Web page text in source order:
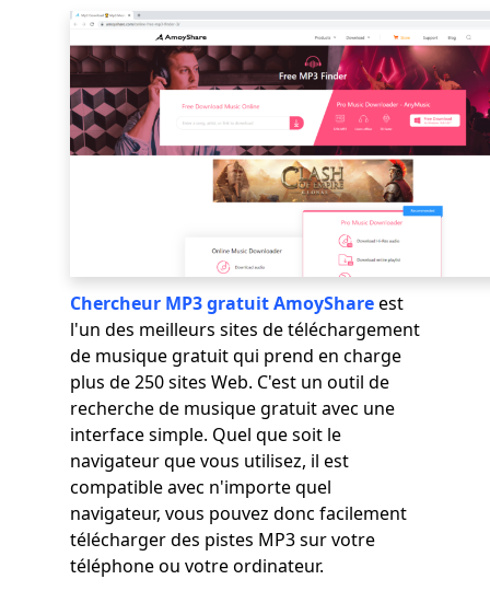
Chercheur MP3 gratuit AmoyShareest
l'un des meilleurs sites de téléchargement
de musique gratuit qui prend en charge
plus de 250 sites Web. C'est un outil de
recherche de musique gratuit avec une
interface simple. Quel que soit le
navigateur que vous utilisez, il est
compatible avec n'importe quel
navigateur, vous pouvez donc facilement
télécharger des pistes MP3 sur votre
téléphone ou votre ordinateur.